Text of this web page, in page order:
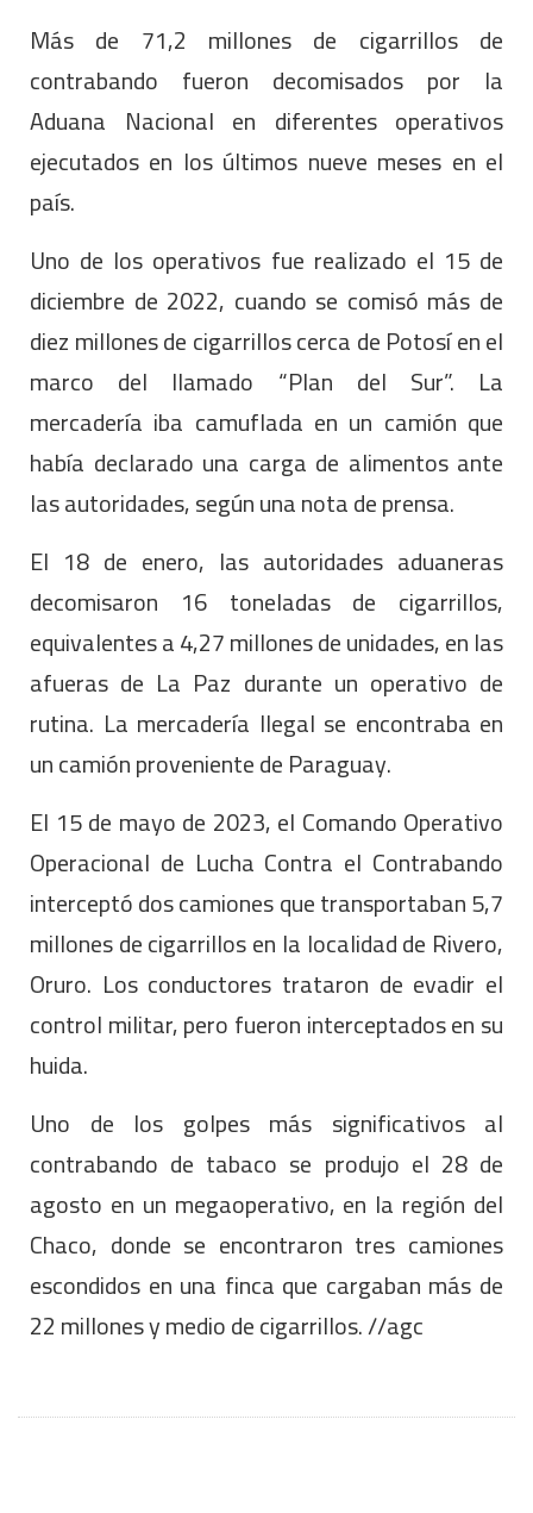
Más de 71,2 millones de cigarrillos de
contrabando fueron decomisados por la
Aduana Nacional en diferentes operativos
ejecutados en los últimos nueve meses en el
país.
Uno de los operativos fue realizado el 15 de
diciembre de 2022, cuando se comisó más de
diez millones de cigarrillos cerca de Potosí en el
marco del llamado “Plan del Sur”. La
mercadería iba camuflada en un camión que
había declarado una carga de alimentos ante
las autoridades, según una nota de prensa.
El 18 de enero, las autoridades aduaneras
decomisaron 16 toneladas de cigarrillos,
equivalentes a 4,27 millones de unidades, en las
afueras de La Paz durante un operativo de
rutina. La mercadería Ilegal se encontraba en
un camión proveniente de Paraguay.
El 15 de mayo de 2023, el Comando Operativo
Operacional de Lucha Contra el Contrabando
interceptó dos camiones que transportaban 5,7
millones de cigarrillos en la localidad de Rivero,
Oruro. Los conductores trataron de evadir el
control militar, pero fueron interceptados en su
huida.
Uno de los golpes más significativos al
contrabando de tabaco se produjo el 28 de
agosto en un megaoperativo, en la región del
Chaco, donde se encontraron tres camiones
escondidos en una finca que cargaban más de
22 millones y medio de cigarrillos. //agc